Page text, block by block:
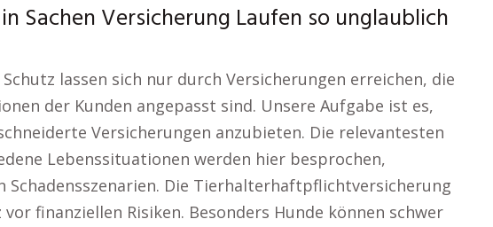
Sachen Versicherung Laufen so unglaublich
lassen sich nur durch Versicherungen erreichen, die
der Kunden angepasst sind. Unsere Aufgabe ist es,
Versicherungen anzubieten. Die relevantesten
Lebenssituationen werden hier besprochen,
Die Tierhalterhaftpflichtversicherung
finanziellen Risiken. Besonders Hunde können schwer